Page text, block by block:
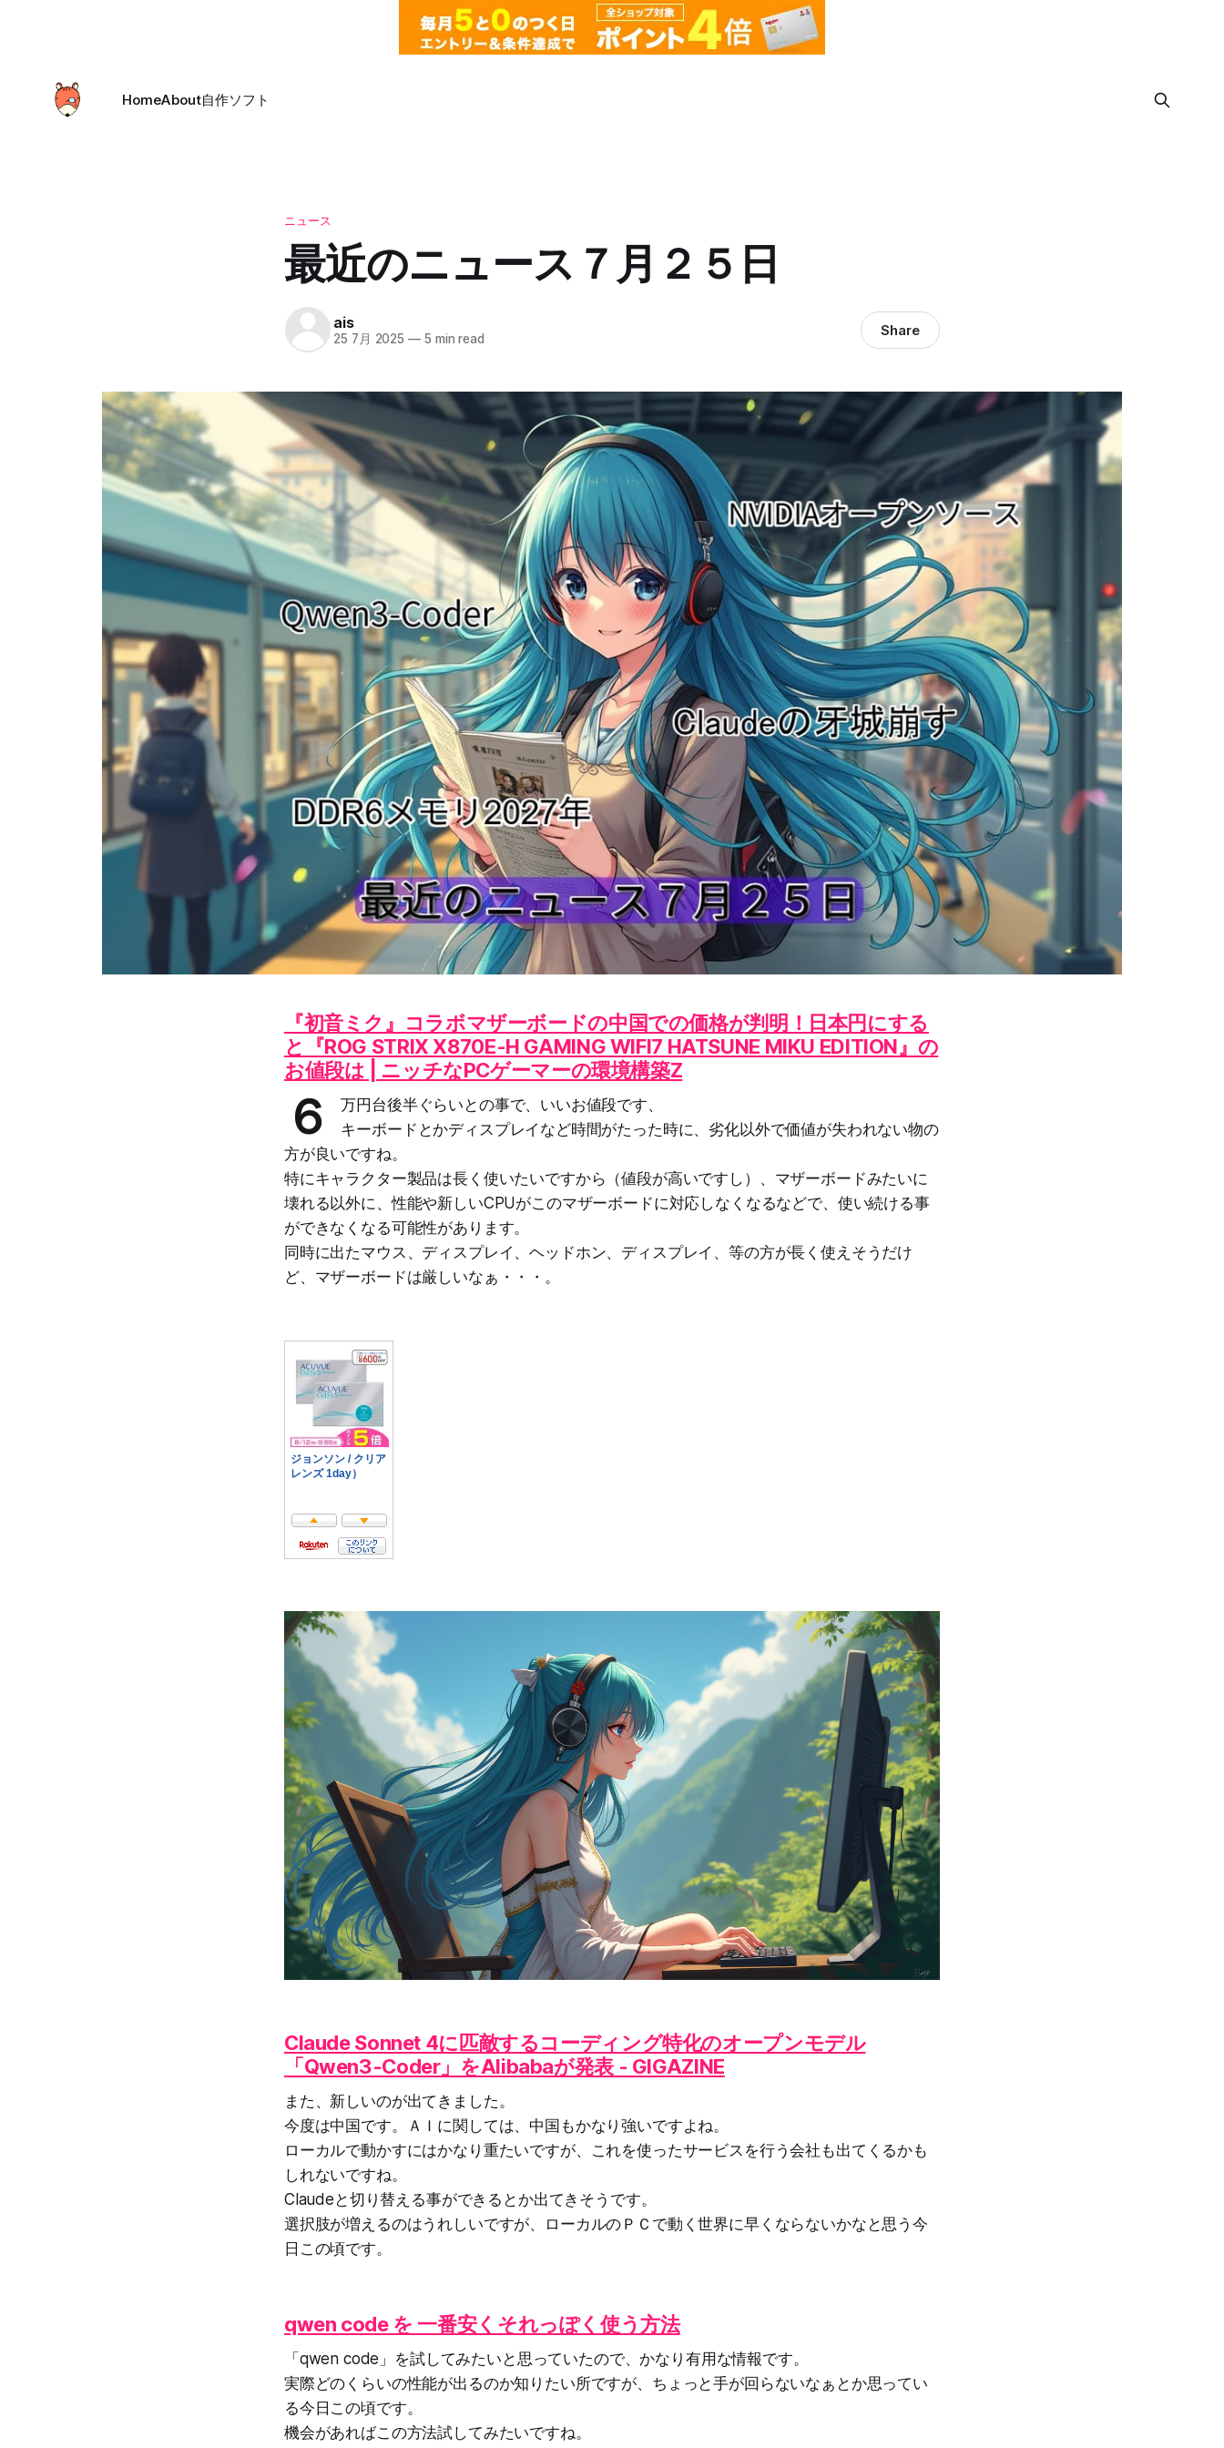
HomeAbout自作ソフト
ニュース
最近のニュース７月２５日
ais
25 7月 2025 — 5 min read Share
『初音ミク』コラボマザーボードの中国での価格が判明！日本円にする
と『ROG STRIX X870E-H GAMING WIFI7 HATSUNE MIKU EDITION』の
お値段は | ニッチなPCゲーマーの環境構築Z
６
万円台後半ぐらいとの事で、いいお値段です、
キーボードとかディスプレイなど時間がたった時に、劣化以外で価値が失われない物の
方が良いですね。
特にキャラクター製品は長く使いたいですから（値段が高いですし）、マザーボードみたいに
壊れる以外に、性能や新しいCPUがこのマザーボードに対応しなくなるなどで、使い続ける事
ができなくなる可能性があります。
同時に出たマウス、ディスプレイ、ヘッドホン、ディスプレイ、等の方が長く使えそうだけ
ど、マザーボードは厳しいなぁ・・・。
Claude Sonnet 4に匹敵するコーディング特化のオープンモデル
「Qwen3-Coder」をAlibabaが発表 - GIGAZINE
また、新しいのが出てきました。
今度は中国です。ＡＩに関しては、中国もかなり強いですよね。
ローカルで動かすにはかなり重たいですが、これを使ったサービスを行う会社も出てくるかも
しれないですね。
Claudeと切り替える事ができるとか出てきそうです。
選択肢が増えるのはうれしいですが、ローカルのＰＣで動く世界に早くならないかなと思う今
日この頃です。
qwen code を 一番安くそれっぽく使う方法
「qwen code」を試してみたいと思っていたので、かなり有用な情報です。
実際どのくらいの性能が出るのか知りたい所ですが、ちょっと手が回らないなぁとか思ってい
る今日この頃です。
機会があればこの方法試してみたいですね。